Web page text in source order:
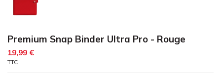
Premium Snap Binder Ultra Pro - Rouge
19,99 €
TTC